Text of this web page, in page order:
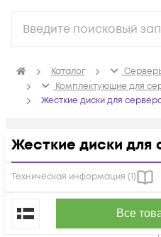
Каталог
Комплектующие для
Жесткие диски для
Жесткие диски для
Техническая информация (1)
Все
По популярности